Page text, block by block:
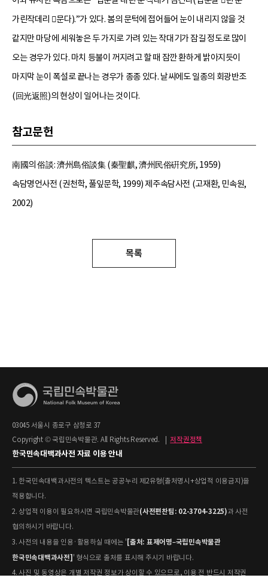
가린작데리 문다).”가 있다. 봄의 문턱에 접어들어 눈이 내리지 않을 것
같지만 마당에 세워놓은 두 가지로 가려 있는 작대기가 잠길 정도로 많이
오는 경우가 있다. 마치 등불이 꺼지려고 할 때 잠깐 환하게 밝아지듯이
마지막 눈이 폭설로 끝나는 경우가 종종 있다. 날씨에도 일종의 회광반조
(回光返照)의 현상이 일어나는 것이다.
참고문헌
南國의 俗談: 濟州島俗談集 (秦聖麒, 濟州民俗硏究所, 1959)
속담명언사전 (권천학, 풀잎문학, 1999) 제주속담사전 (고재환, 민속원,
2002)
목록
03045 서울시 종로구 삼청로 37
Copyright © 국립민속박물관. All Rights Reserved.
저작권정책
한국민속대백과사전 자료 이용 안내
1. 한국민속대백과사전의 텍스트는 공공누리 제2유형(출처명시+상업적 이용금지)을
적용합니다.
2. 상업적 이용이 필요하시면 국립민속박물관(사전편찬팀: 02-3704-3225)과 사전
협의하시기 바랍니다.
3. 사전의 내용을 인용·활용하실 때에는 ' [출처: 표제어명–국립민속박물관
한국민속대백과사전] ' 형식으로 출처를 표시해 주시기 바랍니다.
4. 사진 및 동영상은 개별 저작권 정보가 상이할 수 있으므로, 이용 전 반드시 저작권